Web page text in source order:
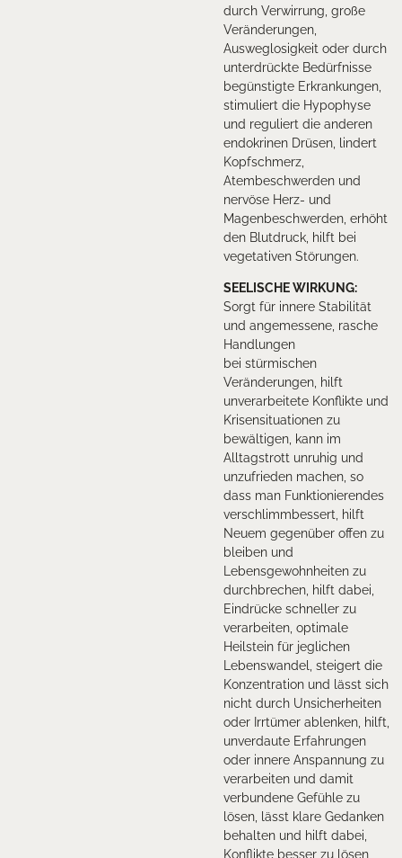
durch Verwirrung, große
Veränderungen,
Ausweglosigkeit oder durch
unterdrückte Bedürfnisse
begünstigte Erkrankungen,
stimuliert die Hypophyse
und reguliert die anderen
endokrinen Drüsen, lindert
Kopfschmerz,
Atembeschwerden und
nervöse Herz- und
Magenbeschwerden, erhöht
den Blutdruck, hilft bei
vegetativen Störungen.
SEELISCHE WIRKUNG:
Sorgt für innere Stabilität
und angemessene, rasche
Handlungen
bei stürmischen
Veränderungen, hilft
unverarbeitete Konflikte und
Krisensituationen zu
bewältigen, kann im
Alltagstrott unruhig und
unzufrieden machen, so
dass man Funktionierendes
verschlimmbessert, hilft
Neuem gegenüber offen zu
bleiben und
Lebensgewohnheiten zu
durchbrechen, hilft dabei,
Eindrücke schneller zu
verarbeiten, optimale
Heilstein für jeglichen
Lebenswandel, steigert die
Konzentration und lässt sich
nicht durch Unsicherheiten
oder Irrtümer ablenken, hilft,
unverdaute Erfahrungen
oder innere Anspannung zu
verarbeiten und damit
verbundene Gefühle zu
lösen, lässt klare Gedanken
behalten und hilft dabei,
Konflikte besser zu lösen,